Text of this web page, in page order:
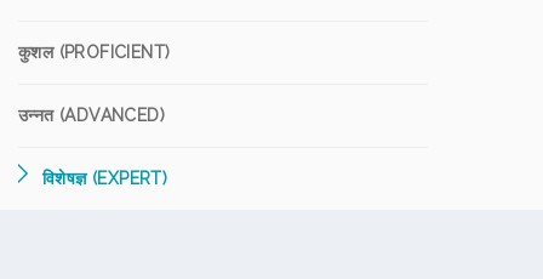
कुशल (PROFICIENT)
उन्नत (ADVANCED)
विशेषज्ञ (EXPERT)